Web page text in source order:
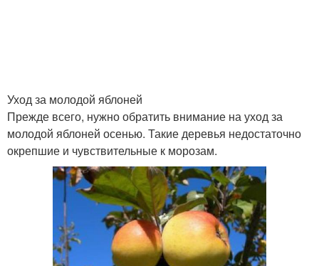
Уход за молодой яблоней
Прежде всего, нужно обратить внимание на уход за
молодой яблоней осенью. Такие деревья недостаточно
окрепшие и чувствительные к морозам.